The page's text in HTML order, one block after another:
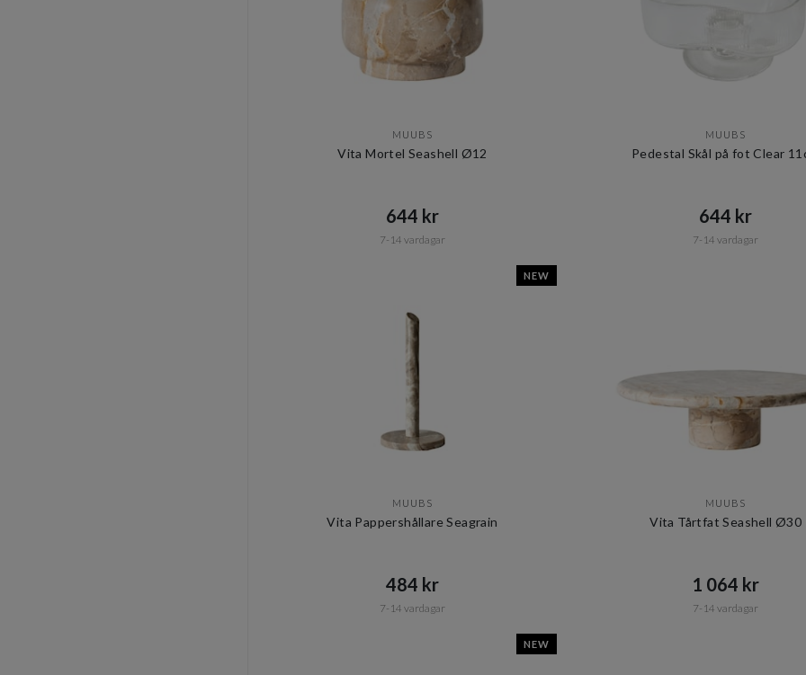
MUUBS
Vita Mortel Seashell Ø12
644 kr​​
7-14 vardagar
MUUBS
Pedestal Skål på fot Clear
644 kr​​
7-14 vardagar
NEW
MUUBS
Vita Pappershållare Seagrain
484 kr​​
7-14 vardagar
MUUBS
Vita Tårtfat Seashell Ø30
1 064 kr​​
7-14 vardagar
NEW